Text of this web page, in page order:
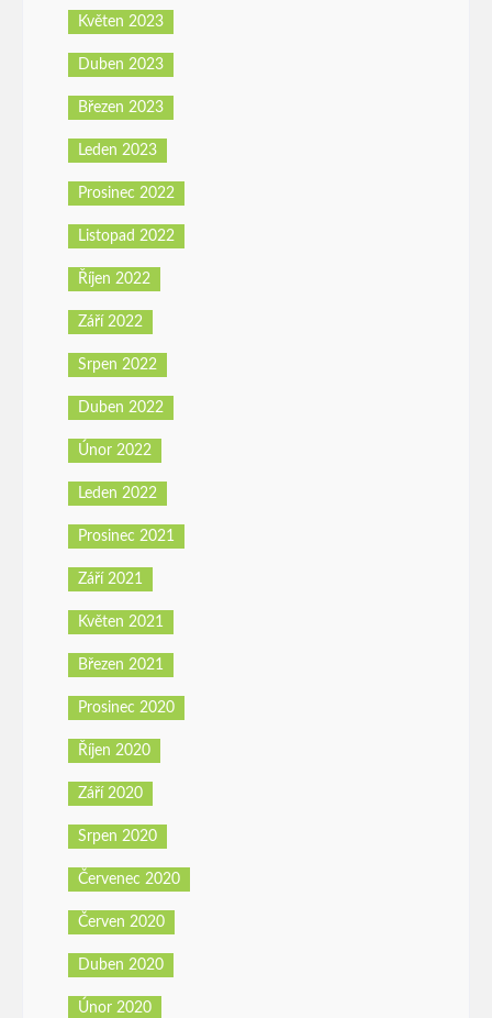
Květen 2023
Duben 2023
Březen 2023
Leden 2023
Prosinec 2022
Listopad 2022
Říjen 2022
Září 2022
Srpen 2022
Duben 2022
Únor 2022
Leden 2022
Prosinec 2021
Září 2021
Květen 2021
Březen 2021
Prosinec 2020
Říjen 2020
Září 2020
Srpen 2020
Červenec 2020
Červen 2020
Duben 2020
Únor 2020